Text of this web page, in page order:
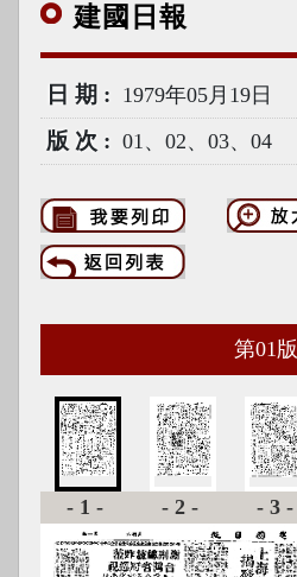
建國 日報
日期 1979年05月19日
版次 01、02、03、04
第01 版
-1- -2- -3-